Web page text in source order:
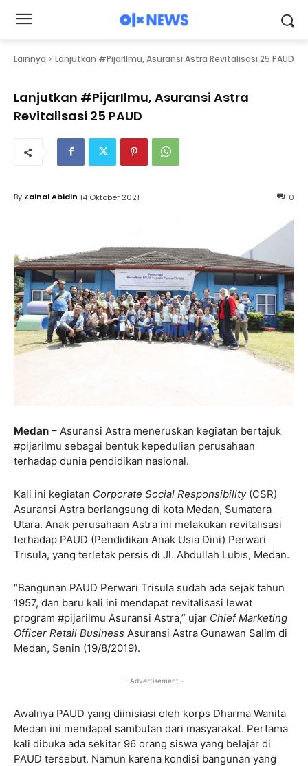
Lainnya Lanjutkan #PijarIlmu, Asuransi Astra Revitalisasi 25 PAUD
Lanjutkan #PijarIlmu, Asuransi Astra
Revitalisasi 25 PAUD
0
By Zainal Abidin 14 Oktober 2021
Medan – Asuransi Astra meneruskan kegiatan bertajuk
#pijarilmu sebagai bentuk kepedulian perusahaan
terhadap dunia pendidikan nasional.
Kali ini kegiatan Corporate Social Responsibility(CSR)
Asuransi Astra berlangsung di kota Medan, Sumatera
Utara. Anak perusahaan Astra ini melakukan revitalisasi
terhadap PAUD (Pendidikan Anak Usia Dini) Perwari
Trisula, yang terletak persis di Jl. Abdullah Lubis, Medan.
“Bangunan PAUD Perwari Trisula sudah ada sejak tahun
1957, dan baru kali ini mendapat revitalisasi lewat
program #pijarilmu Asuransi Astra,” ujar Chief Marketing
Officer Retail Business Asuransi Astra Gunawan Salim di
Medan, Senin (19/8/2019).
- Advertisement -
Awalnya PAUD yang diinisiasi oleh korps Dharma Wanita
Medan ini mendapat sambutan dari masyarakat. Pertama
kali dibuka ada sekitar 96 orang siswa yang belajar di
PAUD tersebut. Namun karena kondisi bangunan yang